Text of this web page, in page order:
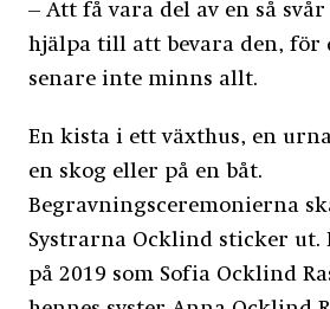
– Att få vara del av en så
hjälpa till att bevara den, för
senare inte minns allt.
En kista i ett växthus, en
en skog eller på en båt.
Begravningsceremonierna
Systrarna Ocklind sticker ut.
på 2019 som Sofia Ocklind